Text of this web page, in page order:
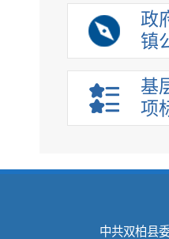
政
镇
基
项
中共双柏县